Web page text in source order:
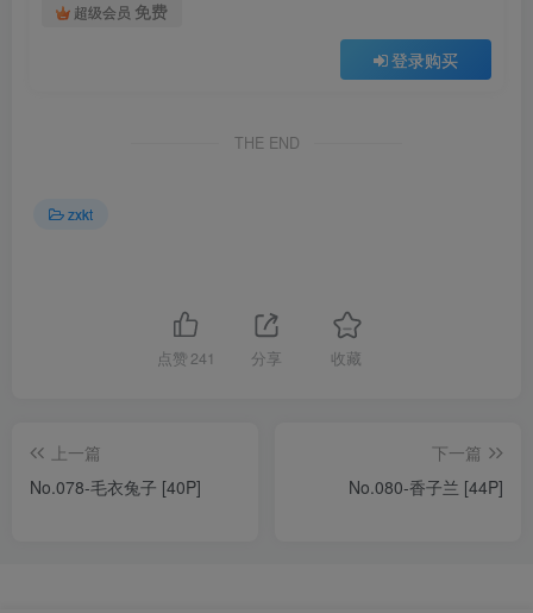
超级会员 免费
登录购买
THE END
zxkt
点赞 241 分享 收藏
上一篇
No.078-毛衣兔子 [40P]
下一篇
No.080-香子兰 [44P]